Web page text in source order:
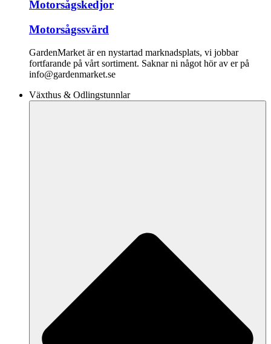
Motorsågskedjor
Motorsågssvärd
GardenMarket är en nystartad marknadsplats, vi jobbar
fortfarande på vårt sortiment. Saknar ni något hör av er på
info@gardenmarket.se
Växthus & Odlingstunnlar